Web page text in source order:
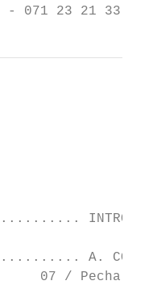
- 071 23 21 33
A.
07 / Pecha